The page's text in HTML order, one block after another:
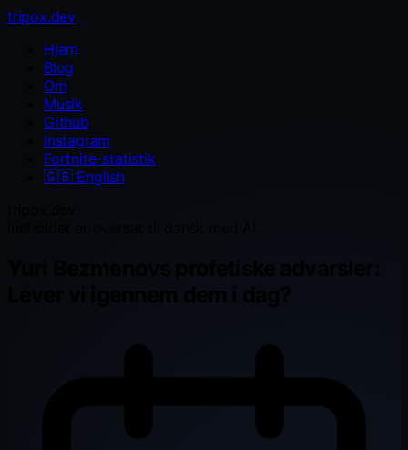
tripox.dev
Hjem
Blog
Om
Musik
Github
Instagram
Fortnite-statistik
🇬🇧 English